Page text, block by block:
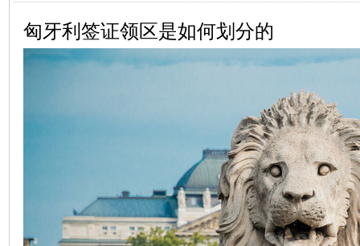
匈牙利签证领区是如何划分的